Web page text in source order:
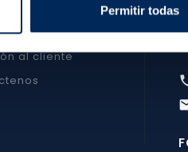
Permitir todas
de Pago
al cliente